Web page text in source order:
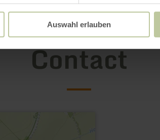
Auswahl erlauben
Contact